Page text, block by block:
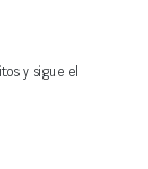
y sigue el